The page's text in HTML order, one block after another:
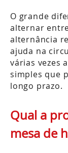
O grande
alternar
alternância
ajuda na
várias vezes
simples que
longo prazo.
Qual a
mesa de